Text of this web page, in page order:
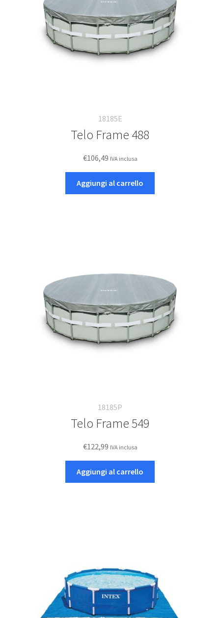
18185E
Telo Frame 488
€106,49 IVA inclusa
Aggiungi al carrello
18185P
Telo Frame 549
€122,99 IVA inclusa
Aggiungi al carrello